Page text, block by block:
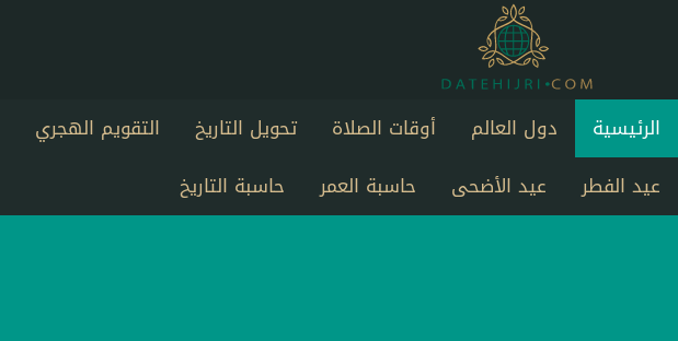
الرئيسية دول العالم أوقات الصلاة تحويل التاريخ التقويم الهجري
عيد الفطر
عيد الأضحى حاسبة العمر حاسبة التاريخ